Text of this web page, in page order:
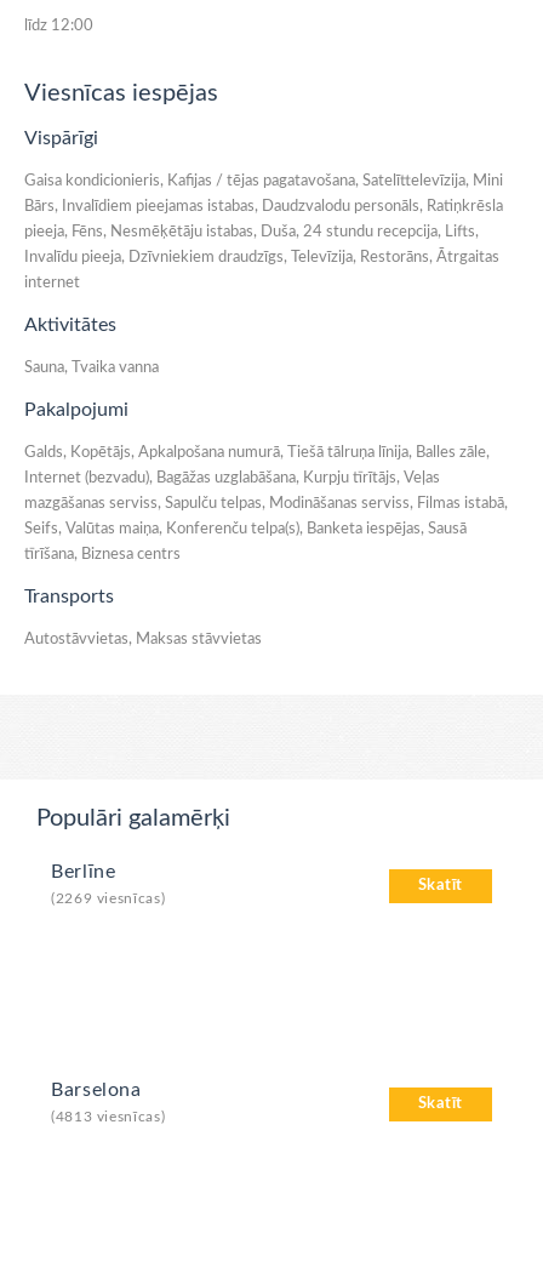
līdz 12:00
Viesnīcas iespējas
Vispārīgi
Gaisa kondicionieris, Kafijas / tējas pagatavošana, Satelīttelevīzija, Mini
Bārs, Invalīdiem pieejamas istabas, Daudzvalodu personāls, Ratiņkrēsla
pieeja, Fēns, Nesmēķētāju istabas, Duša, 24 stundu recepcija, Lifts,
Invalīdu pieeja, Dzīvniekiem draudzīgs, Televīzija, Restorāns, Ātrgaitas
internet
Aktivitātes
Sauna, Tvaika vanna
Pakalpojumi
Galds, Kopētājs, Apkalpošana numurā, Tiešā tālruņa līnija, Balles zāle,
Internet (bezvadu), Bagāžas uzglabāšana, Kurpju tīrītājs, Veļas
mazgāšanas serviss, Sapulču telpas, Modināšanas serviss, Filmas istabā,
Seifs, Valūtas maiņa, Konferenču telpa(s), Banketa iespējas, Sausā
tīrīšana, Biznesa centrs
Transports
Autostāvvietas, Maksas stāvvietas
Populāri galamērķi
Skatīt
Berlīne
(2269 viesnīcas)
Skatīt
Barselona
(4813 viesnīcas)